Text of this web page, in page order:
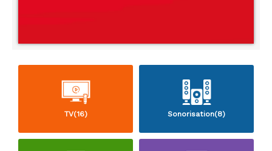
TV(16) Sonorisation(8)